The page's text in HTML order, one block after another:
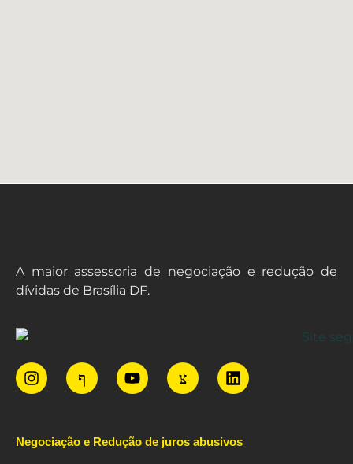
A maior assessoria de negociação e redução de
dívidas de Brasília DF.
Negociação e Redução de juros abusivos